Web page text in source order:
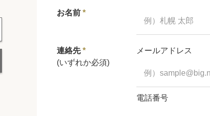
お名前 *
連絡先*
(いずれか必須)
メールアドレス
電話番号